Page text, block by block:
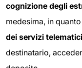
cognizione degli
medesima, in
dei servizi telematici
destinatario,